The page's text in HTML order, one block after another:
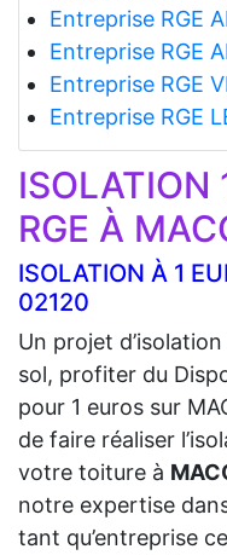
Entreprise RGE
Entreprise RGE
Entreprise RGE
Entreprise RGE
ISOLATION
RGE À
ISOLATION À 1
02120
Un projet
sol, profiter du
pour 1 euros sur
de faire réaliser
votre toiture à
notre expertise
tant qu’entreprise